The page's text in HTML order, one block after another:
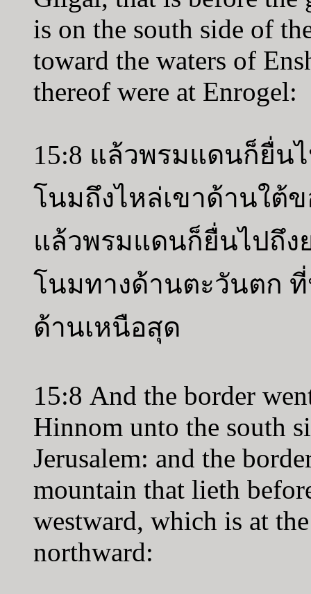
is on the south side of
toward the waters of
thereof were at Enrogel:
15:8 แล้วพรมแดนก็ยื่น
โนมถึงไหล่เขาด้านใต้ข
แล้วพรมแดนก็ยื่นไปถึง
โนมทางด้านตะวันตก
ด้านเหนือสุด
15:8 And the border
Hinnom unto the south
Jerusalem: and the
mountain that lieth
westward, which is at
northward: